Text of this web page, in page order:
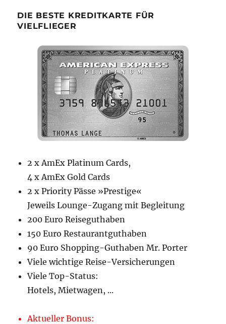
DIE BESTE KREDITKARTE FÜR
VIELFLIEGER
2 x AmEx Platinum Cards,
4 x AmEx Gold Cards
2 x Priority Pässe »Prestige«
Jeweils Lounge-Zugang mit Begleitung
200 Euro Reiseguthaben
150 Euro Restaurantguthaben
90 Euro Shopping-Guthaben Mr. Porter
Viele wichtige Reise-Versicherungen
Viele Top-Status:
Hotels, Mietwagen, ...
Aktueller Bonus: